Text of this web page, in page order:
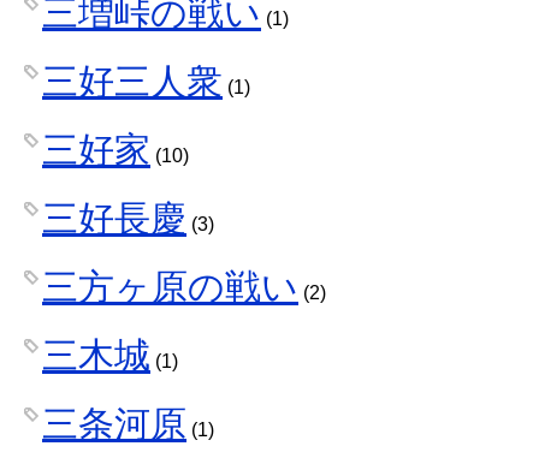
三増峠の戦い (1)
三好三人衆 (1)
三好家 (10)
三好長慶 (3)
三方ヶ原の戦い (2)
三木城 (1)
三条河原 (1)